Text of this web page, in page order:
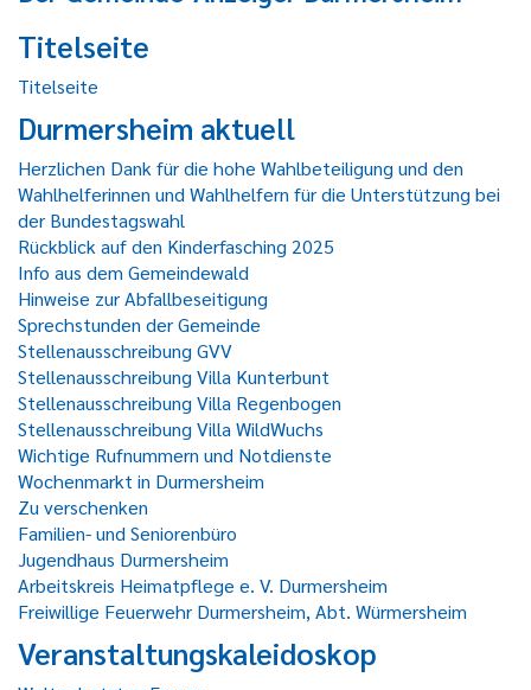
Titelseite
Titelseite
Durmersheim aktuell
Herzlichen Dank für die hohe Wahlbeteiligung und den
Wahlhelferinnen und Wahlhelfern für die Unterstützung bei
der Bundestagswahl
Rückblick auf den Kinderfasching 2025
Info aus dem Gemeindewald
Hinweise zur Abfallbeseitigung
Sprechstunden der Gemeinde
Stellenausschreibung GVV
Stellenausschreibung Villa Kunterbunt
Stellenausschreibung Villa Regenbogen
Stellenausschreibung Villa WildWuchs
Wichtige Rufnummern und Notdienste
Wochenmarkt in Durmersheim
Zu verschenken
Familien- und Seniorenbüro
Jugendhaus Durmersheim
Arbeitskreis Heimatpflege e. V. Durmersheim
Freiwillige Feuerwehr Durmersheim, Abt. Würmersheim
Veranstaltungskaleidoskop